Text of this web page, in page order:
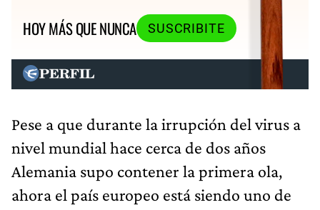
HOY MÁS QUE NUNCA
SUSCRIBITE
Pese a que durante la irrupción del virus a
nivel mundial hace cerca de dos años
Alemania supo contener la primera ola,
ahora el país europeo está siendo uno de